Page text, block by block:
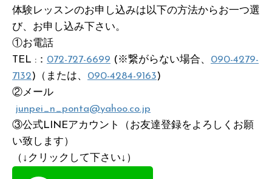
体験レッスンのお申し込みは以下の方法からお一つ選
び、お申し込み下さい。
①お電話
TEL :： 072-727-6699 (※繋がらない場合、 090-4279-
7132)（または、 090-4284-9163)
②メール
junpei_n_ponta@yahoo.co.jp
③公式LINEアカウント（お友達登録をよろしくお願
い致します）
（↓クリックして下さい↓）